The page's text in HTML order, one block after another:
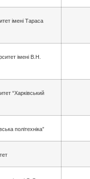
імені Тараса
імені В.Н.
“Харківський
політехніка”